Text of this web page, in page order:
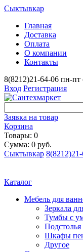
Сыктывкар
Главная
Доставка
Оплата
О компании
Контакты
8(8212)21-64-06 пн-пт
Вход Регистрация
Заявка на товар
Корзина
Товары: 0
Сумма: 0 руб.
Сыктывкар
Каталог
Мебель для
Зеркала
Тумбы с
Подстолья
Шкафы
Другое